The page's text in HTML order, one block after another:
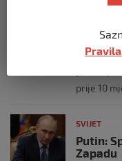
prije 10
SVIJET
Putin:
Zapadu